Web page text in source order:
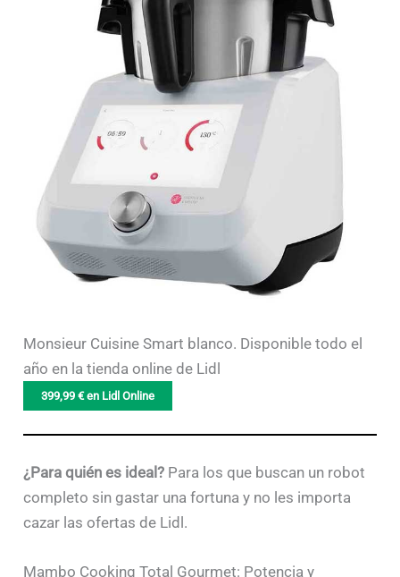
Monsieur Cuisine Smart blanco. Disponible todo el
año en la tienda online de Lidl
399,99 € en Lidl Online
¿Para quién es ideal? Para los que buscan un robot
completo sin gastar una fortuna y no les importa
cazar las ofertas de Lidl.
Mambo Cooking Total Gourmet: Potencia y